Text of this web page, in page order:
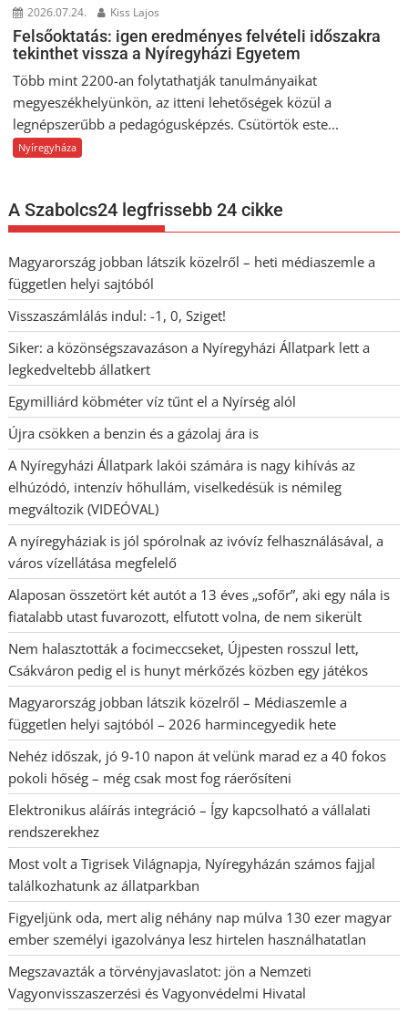
2026.07.24. Kiss Lajos
Felsőoktatás: igen eredményes felvételi időszakra
tekinthet vissza a Nyíregyházi Egyetem
Több mint 2200-an folytathatják tanulmányaikat
megyeszékhelyünkön, az itteni lehetőségek közül a
legnépszerűbb a pedagógusképzés. Csütörtök este...
Nyíregyháza
A Szabolcs24 legfrissebb 24 cikke
Magyarország jobban látszik közelről – heti médiaszemle a
független helyi sajtóból
Visszaszámlálás indul: -1, 0, Sziget!
Siker: a közönségszavazáson a Nyíregyházi Állatpark lett a
legkedveltebb állatkert
Egymilliárd köbméter víz tűnt el a Nyírség alól
Újra csökken a benzin és a gázolaj ára is
A Nyíregyházi Állatpark lakói számára is nagy kihívás az
elhúzódó, intenzív hőhullám, viselkedésük is némileg
megváltozik (VIDEÓVAL)
A nyíregyháziak is jól spórolnak az ivóvíz felhasználásával, a
város vízellátása megfelelő
Alaposan összetört két autót a 13 éves „sofőr”, aki egy nála is
fiatalabb utast fuvarozott, elfutott volna, de nem sikerült
Nem halasztották a focimeccseket, Újpesten rosszul lett,
Csákváron pedig el is hunyt mérkőzés közben egy játékos
Magyarország jobban látszik közelről – Médiaszemle a
független helyi sajtóból – 2026 harmincegyedik hete
Nehéz időszak, jó 9-10 napon át velünk marad ez a 40 fokos
pokoli hőség – még csak most fog ráerősíteni
Elektronikus aláírás integráció – Így kapcsolható a vállalati
rendszerekhez
Most volt a Tigrisek Világnapja, Nyíregyházán számos fajjal
találkozhatunk az állatparkban
Figyeljünk oda, mert alig néhány nap múlva 130 ezer magyar
ember személyi igazolványa lesz hirtelen használhatatlan
Megszavazták a törvényjavaslatot: jön a Nemzeti
Vagyonvisszaszerzési és Vagyonvédelmi Hivatal